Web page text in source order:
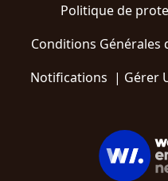
Politique de
Conditions
Notifications | Gérer